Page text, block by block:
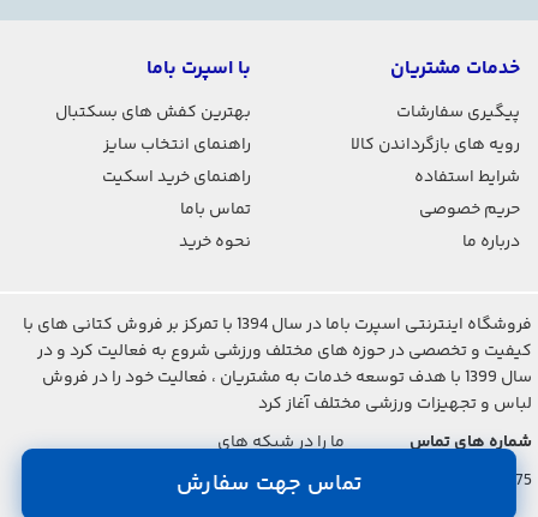
تماس جهت سفارش
خدمات مشتریان
پیگیری سفارشات
رویه های بازگرداندن کالا
شرایط استفاده
حریم خصوصی
درباره ما
با اسپرت باما
بهترین کفش های بسکتبال
راهنمای انتخاب سایز
راهنمای خرید اسکیت
تماس باما
نحوه خرید
فروشگاه اینترنتی اسپرت باما در سال 1394 با تمرکز بر فروش کتانی های با
کیفیت و تخصصی در حوزه های مختلف ورزشی شروع به فعالیت کرد و در
سال 1399 با هدف توسعه خدمات به مشتریان ، فعالیت خود را در فروش
لباس و تجهیزات ورزشی مختلف آغاز کرد
شماره های تماس
021-2842-7275
ما را در شبکه های
اجتماعی دنبال کنید